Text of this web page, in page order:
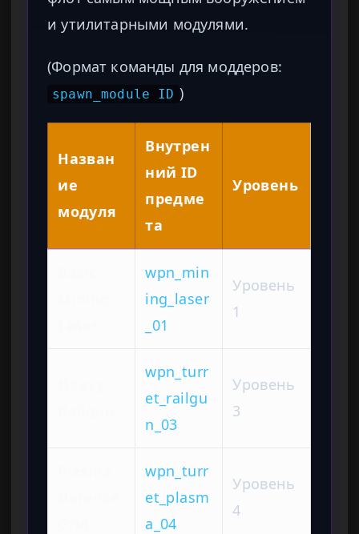
и утилитарными модулями.
(Формат команды для моддеров:
spawn_module ID )
Назван
ие
модуля
Внутрен
ний ID
предме
та
Уровень
wpn_min
ing_laser
_01
Уровень
1
wpn_turr
et_railgu
n_03
Уровень
3
wpn_turr
et_plasm
a_04
Уровень
4